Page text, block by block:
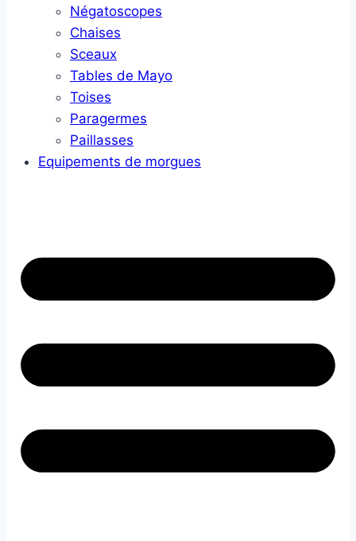
Négatoscopes
Chaises
Sceaux
Tables de Mayo
Toises
Paragermes
Paillasses
Equipements de morgues